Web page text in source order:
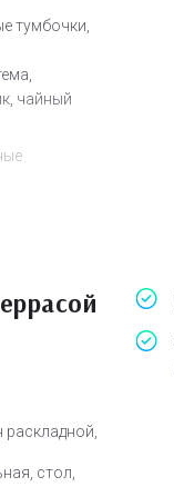
тумбочки,
чайный
раскладной,
стол,